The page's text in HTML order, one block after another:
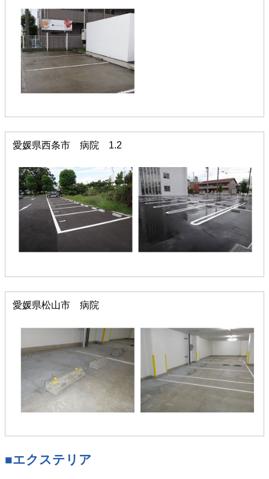
愛媛県西条市 病院 1.2
愛媛県松山市 病院
■エクステリア